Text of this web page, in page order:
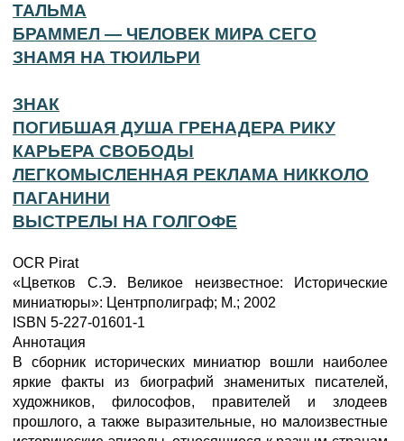
ТАЛЬМА
БРАММЕЛ — ЧЕЛОВЕК МИРА СЕГО
ЗНАМЯ НА ТЮИЛЬРИ
ЗНАК
ПОГИБШАЯ ДУША ГРЕНАДЕРА РИКУ
КАРЬЕРА СВОБОДЫ
ЛЕГКОМЫСЛЕННАЯ РЕКЛАМА НИККОЛО
ПАГАНИНИ
ВЫСТРЕЛЫ НА ГОЛГОФЕ
OCR Pirat
«Цветков С.Э. Великое неизвестное: Исторические
миниатюры»: Центрполиграф; М.; 2002
ISBN 5-227-01601-1
Аннотация
В сборник исторических миниатюр вошли наиболее
яркие факты из биографий знаменитых писателей,
художников, философов, правителей и злодеев
прошлого, а также выразительные, но малоизвестные